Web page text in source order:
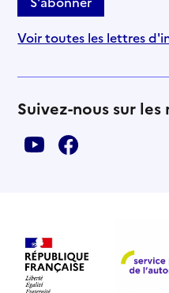
Voir toutes les lettres
Suivez-nous sur les